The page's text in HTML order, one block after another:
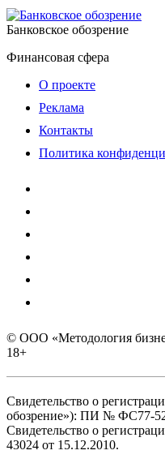
Банковское обозрение
Финансовая сфера
О проекте
Реклама
Контакты
Политика
© ООО «Методология
18+
Свидетельство о
обозрение»): ПИ № ФС77-
Свидетельство о
43024 от 15.12.2010.